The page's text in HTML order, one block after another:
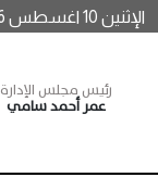
الإثنين 10 اغسطس 2026
رئيس مجلس الإدارة
عمر أحمد سامي